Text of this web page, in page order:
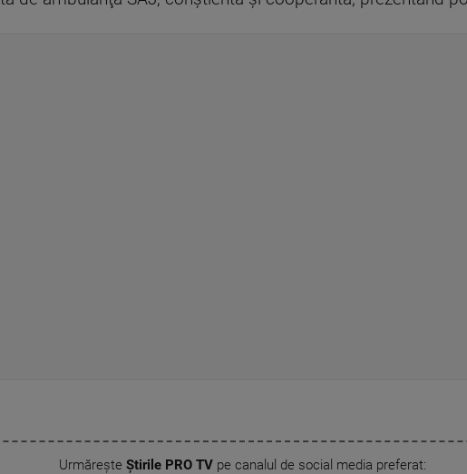
Urmărește Știrile PRO TVpe canalul de social media preferat: